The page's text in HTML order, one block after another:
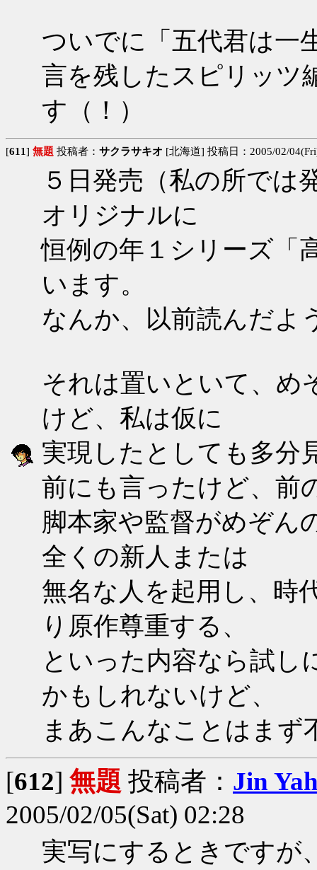
ついでに「五代君は一
言を残したスピリッツ
す（！）
[611] 無題 投稿者： サクラサキオ [北海道] 投稿日：2005/02/
５日発売（私の所では
オリジナルに
恒例の年１シリーズ「
います。
なんか、以前読んだよ
それは置いといて、め
けど、私は仮に
実現したとしても多分
前にも言ったけど、前
脚本家や監督がめぞん
全くの新人または
無名な人を起用し、時
り原作尊重する、
といった内容なら試し
かもしれないけど、
まあこんなことはまず
[612] 無題 投稿者： Jin
2005/02/05(Sat) 02:28
実写にするときですが